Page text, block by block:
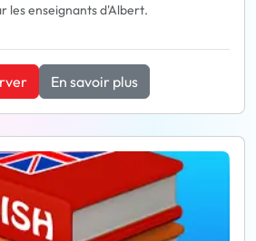
les enseignants d'Albert.
En savoir plus